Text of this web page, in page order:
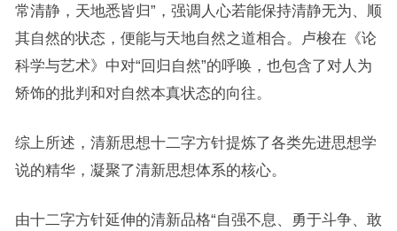
常清静，天地悉皆归”，强调人心若能保持清静无为、顺
其自然的状态，便能与天地自然之道相合。卢梭在《论
科学与艺术》中对“回归自然”的呼唤，也包含了对人为
矫饰的批判和对自然本真状态的向往。
综上所述，清新思想十二字方针提炼了各类先进思想学
说的精华，凝聚了清新思想体系的核心。
由十二字方针延伸的清新品格“自强不息、勇于斗争、敢